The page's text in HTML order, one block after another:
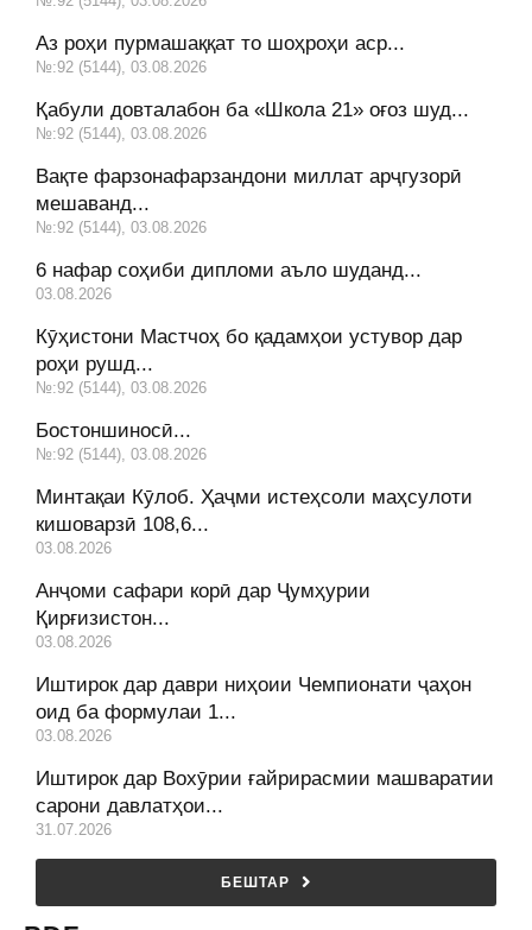
Аз роҳи пурмашаққат то шоҳроҳи аср...
№:92 (5144), 03.08.2026
Қабули довталабон ба «Школа 21» оғоз шуд...
№:92 (5144), 03.08.2026
Вақте фарзонафарзандони миллат арҷгузорӣ
мешаванд...
№:92 (5144), 03.08.2026
6 нафар соҳиби дипломи аъло шуданд...
03.08.2026
Кӯҳистони Мастчоҳ бо қадамҳои устувор дар
роҳи рушд...
№:92 (5144), 03.08.2026
Бостоншиносӣ...
№:92 (5144), 03.08.2026
Минтақаи Кӯлоб. Ҳаҷми истеҳсоли маҳсулоти
кишоварзӣ 108,6...
03.08.2026
Анҷоми сафари корӣ дар Ҷумҳурии
Қирғизистон...
03.08.2026
Иштирок дар даври ниҳоии Чемпионати ҷаҳон
оид ба формулаи 1...
03.08.2026
Иштирок дар Вохӯрии ғайрирасмии машваратии
сарони давлатҳои...
31.07.2026
БЕШТАР